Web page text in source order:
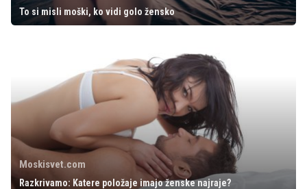
To si misli moški, ko vidi golo žensko
Moskisvet.com
Razkrivamo: Katere položaje imajo ženske najraje?